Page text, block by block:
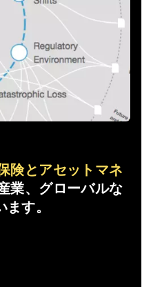
険とアセットマネ
業、グローバルな
す。